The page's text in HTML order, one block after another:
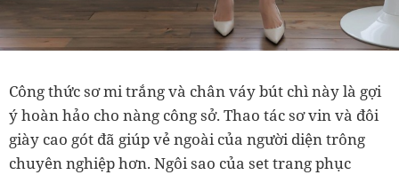
Công thức sơ mi trắng và chân váy bút chì này là gợi
ý hoàn hảo cho nàng công sở. Thao tác sơ vin và đôi
giày cao gót đã giúp vẻ ngoài của người diện trông
chuyên nghiệp hơn. Ngôi sao của set trang phục